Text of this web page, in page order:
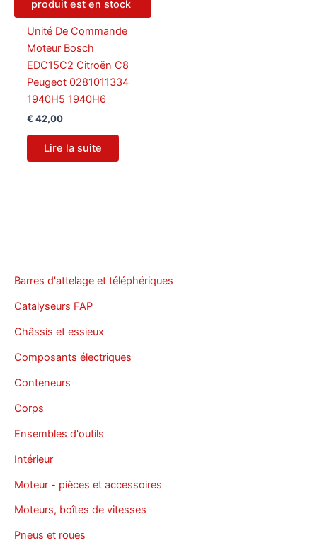
Barres d'attelage et téléphériques
Catalyseurs FAP
Châssis et essieux
Composants électriques
Conteneurs
Corps
Ensembles d'outils
Intérieur
Moteur - pièces et accessoires
Moteurs, boîtes de vitesses
Pneus et roues
produit est en stock
Unité De Commande
Moteur Bosch
EDC15C2 Citroën C8
Peugeot 0281011334
1940H5 1940H6
€ 42,00
Lire la suite